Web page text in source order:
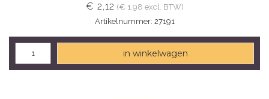
€ 2,12 (€ 1,98 excl. BTW)
Artikelnummer: 27191
in winkelwagen